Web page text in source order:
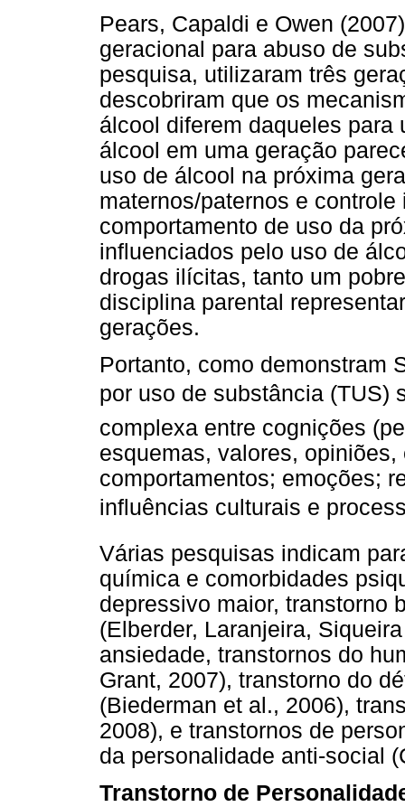
Pears, Capaldi e Owen
geracional para abuso de
pesquisa, utilizaram três
descobriram que os
álcool diferem daqueles
álcool em uma geração
uso de álcool na próxima
maternos/paternos e
comportamento de uso da
influenciados pelo uso de
drogas ilícitas, tanto um
disciplina parental
gerações.
Portanto, como demonstram
por uso de substância (TUS)
complexa entre cognições
esquemas, valores,
comportamentos; emoções;
influências culturais e
Várias pesquisas indicam
química e comorbidades
depressivo maior, transtorno
(Elberder, Laranjeira,
ansiedade, transtornos do
Grant, 2007), transtorno do
(Biederman et al., 2006),
2008), e transtornos de
da personalidade anti-social
Transtorno de